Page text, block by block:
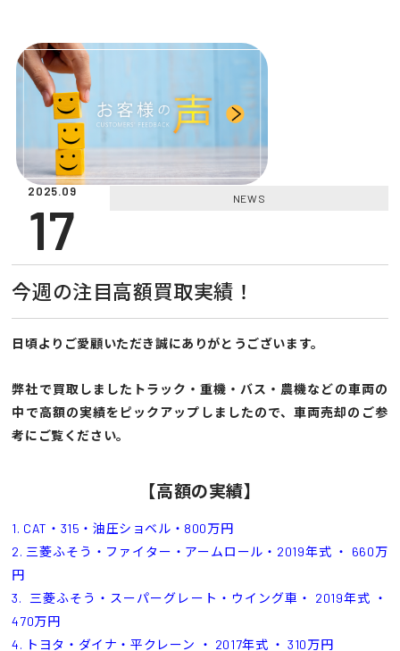
2025.09
17 NEWS
今週の注目高額買取実績！
日頃よりご愛顧いただき誠にありがとうございます。
弊社で買取しましたトラック・重機・バス・農機などの車両の
中で高額の実績をピックアップしましたので、車両売却のご参
考にご覧ください。
【高額の実績】
1. CAT・315・油圧ショベル・800万円
2. 三菱ふそう・ファイター・アームロール・2019年式 ・ 660万
円
3. 三菱ふそう・スーパーグレート・ウイング車・ 2019年式 ・
470万円
4. トヨタ・ダイナ・平クレーン ・ 2017年式 ・ 310万円